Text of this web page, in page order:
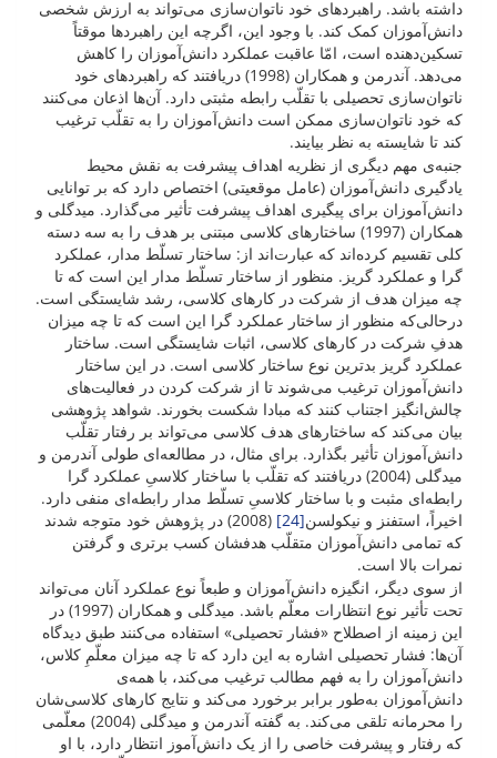
داشته باشد. راهبردهای خود ناتوان‌سازی می‌تواند به ارزش شخصی
دانش‌آموزان کمک کند. با ‌وجود این، اگرچه این راهبردها موقتاً
تسکین‌دهنده است، امّا عاقبت عملکرد دانش‌آموزان را کاهش
می‌دهد. آندرمن و همکاران (1998) دریافتند که راهبردهای خود
ناتوان‌سازی تحصیلی با تقلّب رابطه مثبتی دارد. آن‌ها اذعان می‌کنند
که خود ناتوان‌سازی ممکن است دانش‌آموزان را به تقلّب ترغیب
کند تا شایسته به نظر بیایند.
جنبه‌ی مهم دیگری از نظریه اهداف پیشرفت به نقش محیط
یادگیری دانش‌آموزان (عامل موقعیتی) اختصاص دارد که بر توانایی
دانش‌آموزان برای پیگیری اهداف پیشرفت تأثیر می‌گذارد. میدگلی و
همکاران (1997) ساختارهای کلاسی مبتنی بر هدف را به سه دسته
کلی تقسیم کرده‌اند که عبارت‌اند از: ساختار تسلّط مدار، عملکرد
گرا و عملکرد گریز. منظور از ساختار تسلّط مدار این است که تا
چه میزان هدف از شرکت در کارهای کلاسی، رشد شایستگی است.
درحالی‌که منظور از ساختار عملکرد گرا این است که تا چه میزان
هدفِ شرکت در کارهای کلاسی، اثبات شایستگی است. ساختار
عملکرد گریز بدترین نوع ساختار کلاسی است. در این ساختار
دانش‌آموزان ترغیب می‌شوند تا از شرکت کردن در فعالیت‌های
چالش‌انگیز اجتناب کنند که مبادا شکست بخورند. شواهد پژوهشی
بیان می‌کند که ساختارهای هدف کلاسی می‌تواند بر رفتار تقلّب
دانش‌آموزان تأثیر بگذارد. برای مثال، در مطالعه‌ای طولی آندرمن و
میدگلی (2004) دریافتند که تقلّب با ساختار کلاسیِ عملکرد گرا
رابطه‌ای مثبت و با ساختار کلاسیِ تسلّط مدار رابطه‌ای منفی دارد.
اخیراً، استفنز و نیکولسن[24]
(2008) در پژوهش خود متوجه شدند
که تمامی دانش‌آموزان متقلّب هدفشان کسب برتری و گرفتن
نمرات بالا است.
از سوی دیگر، انگیزه دانش‌آموزان و طبعاً نوع عملکرد آنان می‌تواند
تحت تأثیر نوع انتظارات معلّم باشد. میدگلی و همکاران (1997) در
این زمینه از اصطلاح «فشار تحصیلی» استفاده می‌کنند طبق دیدگاه
آن‌ها: فشار تحصیلی اشاره به این دارد که تا چه میزان معلّمِ کلاس،
دانش‌آموزان را به فهم مطالب ترغیب می‌کند، با همه‌ی
دانش‌آموزان به‌طور برابر برخورد می‌کند و نتایج کارهای کلاسی‌شان
را محرمانه تلقی می‌کند. به گفته آندرمن و میدگلی (2004) معلّمی
که رفتار و پیشرفت خاصی را از یک دانش‌آموز انتظار دارد، با او